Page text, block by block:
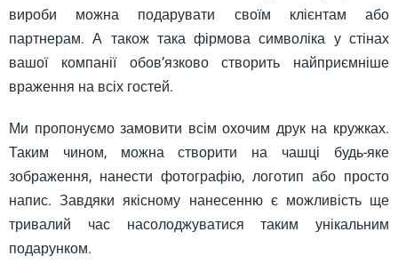
вироби можна подарувати своїм клієнтам або
партнерам. А також така фірмова символіка у стінах
вашої компанії обов’язково створить найприємніше
враження на всіх гостей.
Ми пропонуємо замовити всім охочим друк на кружках.
Таким чином, можна створити на чашці будь-яке
зображення, нанести фотографію, логотип або просто
напис. Завдяки якісному нанесенню є можливість ще
тривалий час насолоджуватися таким унікальним
подарунком.